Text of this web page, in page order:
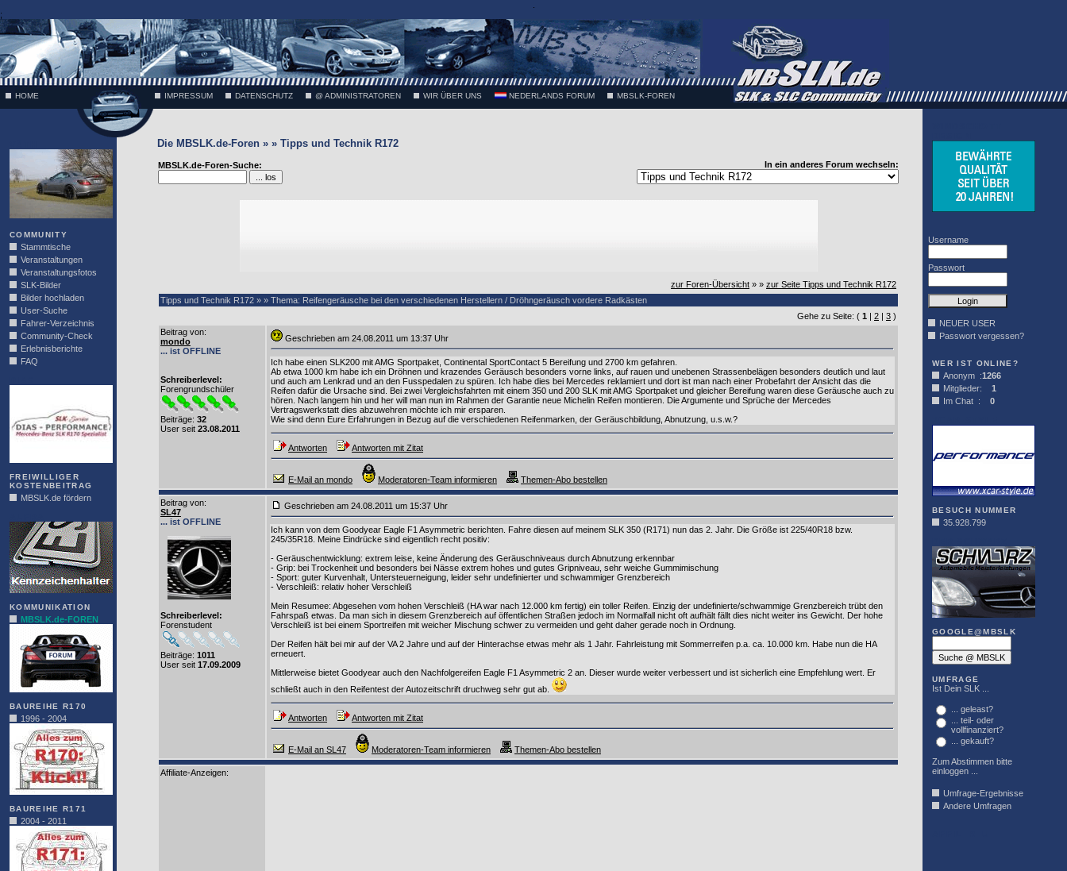
;
HOME IMPRESSUM DATENSCHUTZ @ ADMINISTRATOREN WIR ÜBER UNS NEDERLANDS FORUM MBSLK-FOREN
COMMUNITY
Stammtische
Veranstaltungen
Veranstaltungsfotos
SLK-Bilder
Bilder hochladen
User-Suche
Fahrer-Verzeichnis
Community-Check
Erlebnisberichte
FAQ
FREIWILLIGER
KOSTENBEITRAG
MBSLK.de fördern
KOMMUNIKATION
MBSLK.de-FOREN
BAUREIHE R170
1996 - 2004
BAUREIHE R171
2004 - 2011
Die MBSLK.de-Foren » » Tipps und Technik R172
MBSLK.de-Foren-Suche: In ein anderes Forum wechseln:
zur Foren-Übersicht » » zur Seite Tipps und Technik R172
Tipps und Technik R172 » » Thema: Reifengeräusche bei den verschiedenen Herstellern / Dröhngeräusch vordere Radkästen
Gehe zu Seite: ( 1 | 2 | 3 )
Beitrag von:
mondo
... ist OFFLINE
Schreiberlevel:
Forengrundschüler
Beiträge: 32
User seit 23.08.2011
Geschrieben am 24.08.2011 um 13:37 Uhr
Ich habe einen SLK200 mit AMG Sportpaket, Continental SportContact 5 Bereifung und 2700 km gefahren.
Ab etwa 1000 km habe ich ein Dröhnen und krazendes Geräusch besonders vorne links, auf rauen und unebenen Strassenbelägen besonders deutlich und laut
und auch am Lenkrad und an den Fusspedalen zu spüren. Ich habe dies bei Mercedes reklamiert und dort ist man nach einer Probefahrt der Ansicht das die
Reifen dafür die Ursache sind. Bei zwei Vergleichsfahrten mit einem 350 und 200 SLK mit AMG Sportpaket und gleicher Bereifung waren diese Geräusche auch zu
hören. Nach langem hin und her will man nun im Rahmen der Garantie neue Michelin Reifen montieren. Die Argumente und Sprüche der Mercedes
Vertragswerkstatt dies abzuwehren möchte ich mir ersparen.
Wie sind denn Eure Erfahrungen in Bezug auf die verschiedenen Reifenmarken, der Geräuschbildung, Abnutzung, u.s.w.?
Antworten Antworten mit Zitat
E-Mail an mondo Moderatoren-Team informieren Themen-Abo bestellen
Beitrag von:
SL47
... ist OFFLINE
Schreiberlevel:
Forenstudent
Beiträge: 1011
User seit 17.09.2009
Geschrieben am 24.08.2011 um 15:37 Uhr
Ich kann von dem Goodyear Eagle F1 Asymmetric berichten. Fahre diesen auf meinem SLK 350 (R171) nun das 2. Jahr. Die Größe ist 225/40R18 bzw.
245/35R18. Meine Eindrücke sind eigentlich recht positiv:
- Geräuschentwicklung: extrem leise, keine Änderung des Geräuschniveaus durch Abnutzung erkennbar
- Grip: bei Trockenheit und besonders bei Nässe extrem hohes und gutes Gripniveau, sehr weiche Gummimischung
- Sport: guter Kurvenhalt, Untersteuerneigung, leider sehr undefinierter und schwammiger Grenzbereich
- Verschleiß: relativ hoher Verschleiß
Mein Resumee: Abgesehen vom hohen Verschleiß (HA war nach 12.000 km fertig) ein toller Reifen. Einzig der undefinierte/schwammige Grenzbereich trübt den
Fahrspaß etwas. Da man sich in diesem Grenzbereich auf öffentlichen Straßen jedoch im Normalfall nicht oft aufhält fällt dies nicht weiter ins Gewicht. Der hohe
Verschleiß ist bei einem Sportreifen mit weicher Mischung schwer zu vermeiden und geht daher gerade noch in Ordnung.
Der Reifen hält bei mir auf der VA 2 Jahre und auf der Hinterachse etwas mehr als 1 Jahr. Fahrleistung mit Sommerreifen p.a. ca. 10.000 km. Habe nun die HA
erneuert.
Mittlerweise bietet Goodyear auch den Nachfolgereifen Eagle F1 Asymmetric 2 an. Dieser wurde weiter verbessert und ist sicherlich eine Empfehlung wert. Er
schließt auch in den Reifentest der Autozeitschrift druchweg sehr gut ab.
Antworten Antworten mit Zitat
E-Mail an SL47 Moderatoren-Team informieren Themen-Abo bestellen
Affiliate-Anzeigen:
Username
Passwort
NEUER USER
Passwort vergessen?
WER IST ONLINE?
Anonym :1266
Mitglieder: 1
Im Chat : 0
BESUCH NUMMER
35.928.799
GOOGLE@MBSLK
UMFRAGE
Ist Dein SLK ...
... geleast?
... teil- oder
vollfinanziert?
... gekauft?
Zum Abstimmen bitte
einloggen ...
Umfrage-Ergebnisse
Andere Umfragen